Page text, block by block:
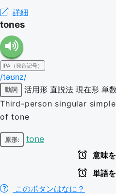
詳細
tones
IPA（発音記号）
/təʊnz/
動詞 活用形 直説法 現在形 単
Third-person singular
of tone
原形: tone
意味
単語
このボタンはなに？